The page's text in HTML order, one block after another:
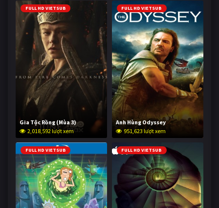
FULL HD VIETSUB
Gia Tộc Rồng (Mùa 3)
2,018,592 lượt xem
FULL HD VIETSUB
Anh Hùng Odyssey
951,623 lượt xem
FULL HD VIETSUB FULL HD VIETSUB